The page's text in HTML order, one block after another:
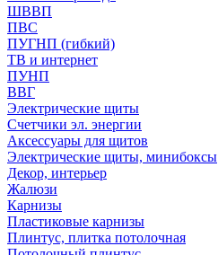
ШВВП
ПВС
ПУГНП (гибкий)
ТВ и интернет
ПУНП
ВВГ
Электрические щиты
Счетчики эл. энергии
Аксессуары для щитов
Электрические щиты, минибоксы
Декор, интерьер
Жалюзи
Карнизы
Пластиковые карнизы
Плинтус, плитка потолочная